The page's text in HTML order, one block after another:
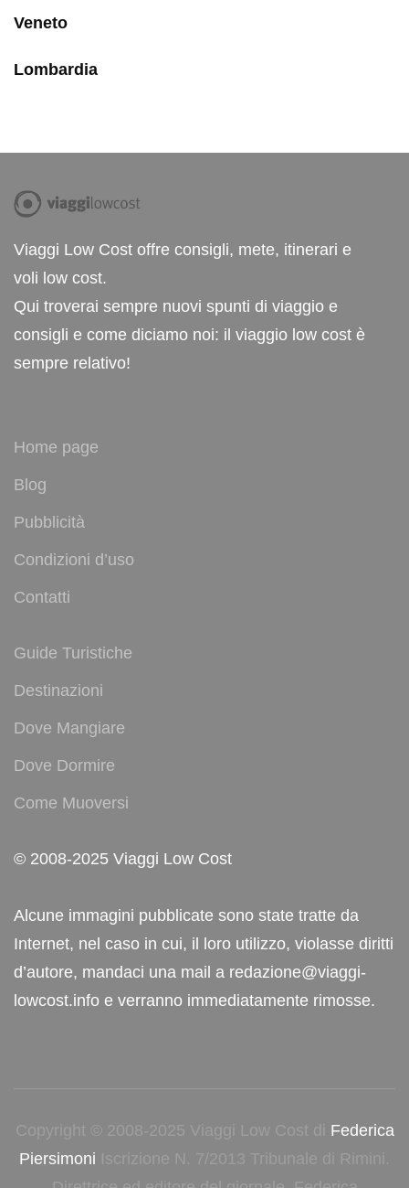
Veneto
Lombardia
Viaggi Low Cost offre consigli, mete, itinerari e
voli low cost.
Qui troverai sempre nuovi spunti di viaggio e
consigli e come diciamo noi: il viaggio low cost è
sempre relativo!
Home page
Blog
Pubblicità
Condizioni d’uso
Contatti
Guide Turistiche
Destinazioni
Dove Mangiare
Dove Dormire
Come Muoversi
© 2008-2025 Viaggi Low Cost
Alcune immagini pubblicate sono state tratte da
Internet, nel caso in cui, il loro utilizzo, violasse diritti
d’autore, mandaci una mail a redazione@viaggi-
lowcost.info e verranno immediatamente rimosse.
Copyright © 2008-2025 Viaggi Low Cost di Federica
Piersimoni Iscrizione N. 7/2013 Tribunale di Rimini.